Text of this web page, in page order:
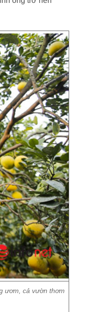
ươm, cả vườn thơm